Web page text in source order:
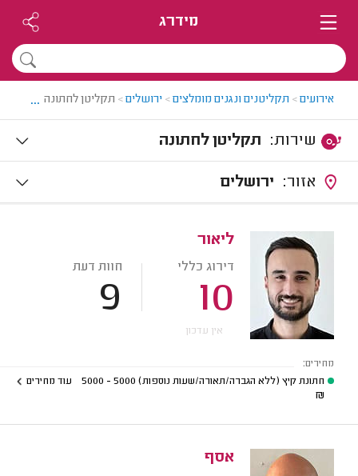
מידרג
אירועים> תקליטנים ונגנים מומלצים> ירושלים> תקליטן לחתונה ...
תקליטן לחתונה
ירושלים
ליאור
דירוג כללי
10
חוות דעת
9
אין עדכון
מחירים:
חתונת קיץ (ללא הגברה/תאורה/שעות נוספות) 5000 - 5000
₪
עוד מחירים
אסף